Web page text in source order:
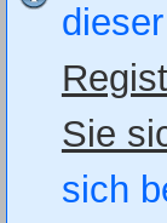
Sie
sich